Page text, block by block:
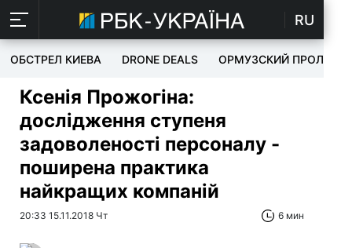
RU
ОБСТРЕЛ КИЕВА DRONE DEALS ОРМУЗСКИЙ ПРОЛИВ
Ксенія Прожогіна:
дослідження ступеня
задоволеності персоналу -
поширена практика
найкращих компаній
20:33 15.11.2018 Чт 6 мин